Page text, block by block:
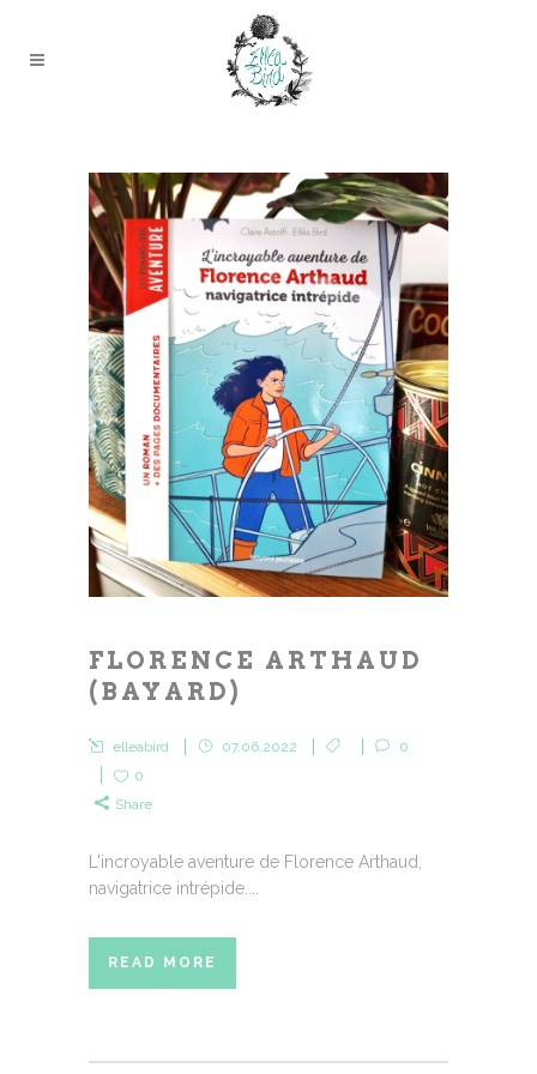
FLORENCE ARTHAUD
(BAYARD)
elleabird 07.06.2022
0
0
Share
L'incroyable aventure de Florence Arthaud,
navigatrice intrépide....
READ MORE